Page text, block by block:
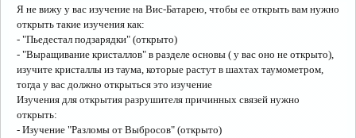
Я не вижу у вас изучение на Вис-Батарею, чтобы ее открыть вам нужно
открыть такие изучения как:
- "Пьедестал подзарядки" (открыто)
- "Выращивание кристаллов" в разделе основы ( у вас оно не открыто),
изучите кристаллы из таума, которые растут в шахтах таумометром,
тогда у вас должно открыться это изучение
Изучения для открытия разрушителя причинных связей нужно
открыть:
- Изучение "Разломы от Выбросов" (открыто)